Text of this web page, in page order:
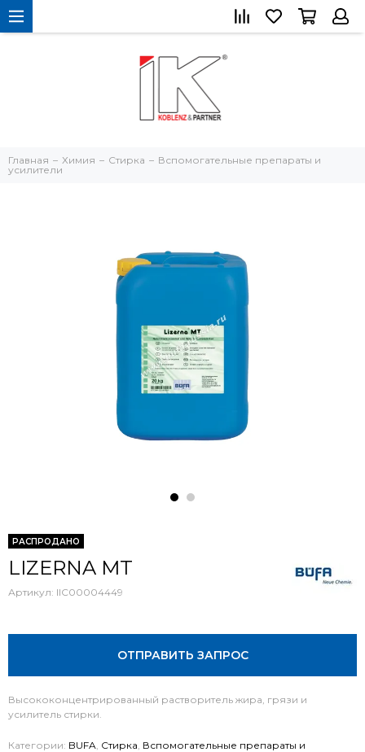
Главная Химия Стирка
Вспомогательные препараты и
усилители
РАСПРОДАНО
LIZERNA MT
Артикул: IIC00004449
ОТПРАВИТЬ ЗАПРОС
Высококонцентрированный растворитель жира, грязи и
усилитель стирки.
Категории: BUFA, Стирка, Вспомогательные препараты и